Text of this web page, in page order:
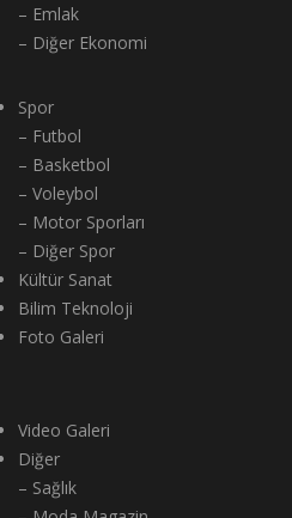
– Emlak
– Diğer Ekonomi
Spor
– Futbol
– Basketbol
– Voleybol
– Motor Sporları
– Diğer Spor
Kültür Sanat
Bilim Teknoloji
Foto Galeri
Video Galeri
Diğer
– Sağlık